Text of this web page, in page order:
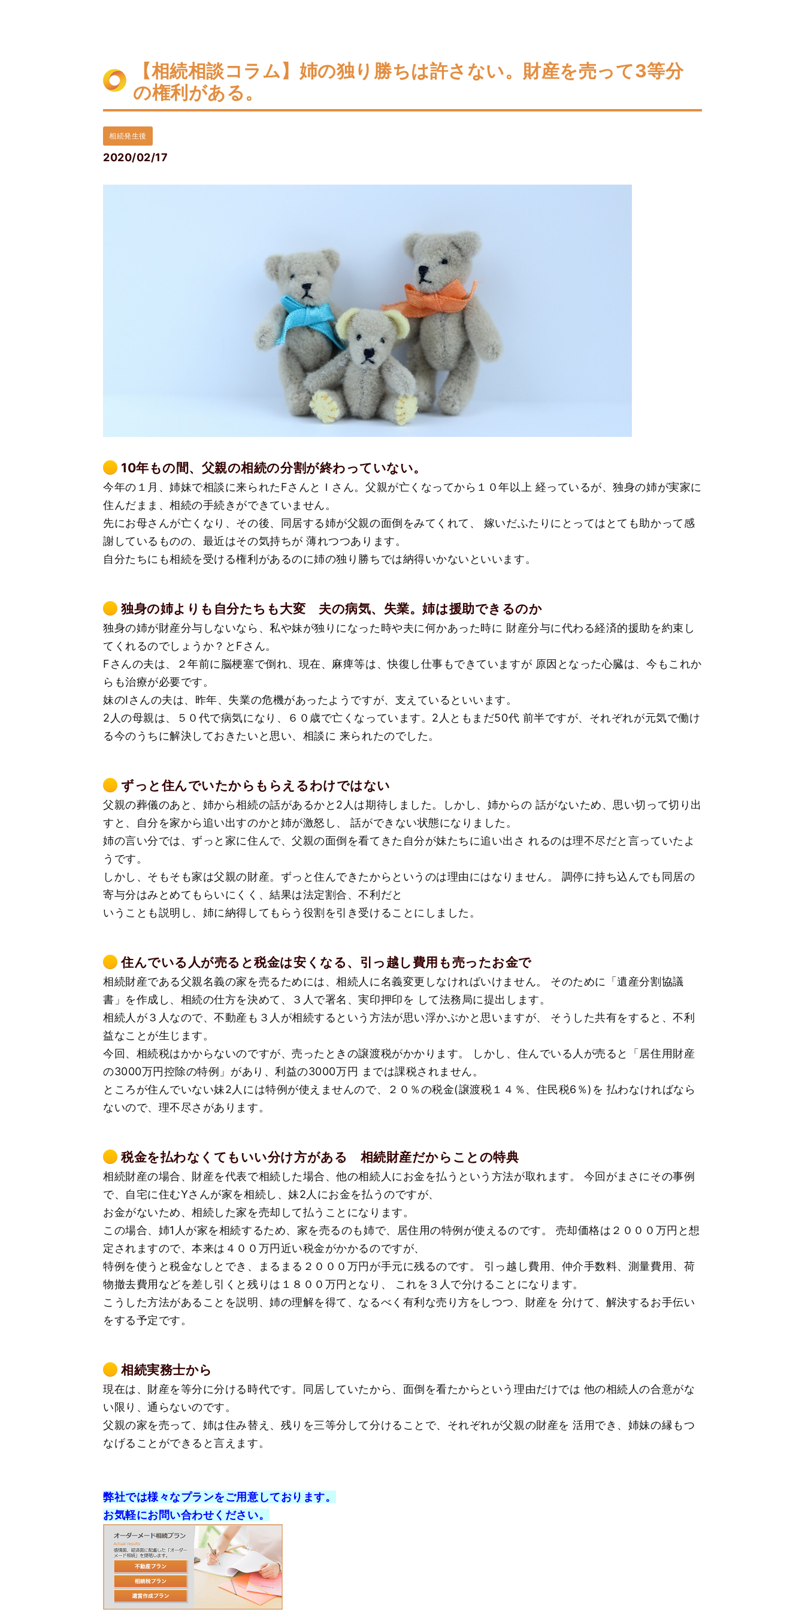
【相続相談コラム】姉の独り勝ちは許さない。財産を売って3等分
の権利がある。
相続発生後
2020/02/17
10年もの間、父親の相続の分割が終わっていない。
今年の１月、姉妹で相談に来られたFさんとＩさん。父親が亡くなってから１０年以上 経っているが、独身の姉が実家に
住んだまま、相続の手続きができていません。
先にお母さんが亡くなり、その後、同居する姉が父親の面倒をみてくれて、 嫁いだふたりにとってはとても助かって感
謝しているものの、最近はその気持ちが 薄れつつあります。
自分たちにも相続を受ける権利があるのに姉の独り勝ちでは納得いかないといいます。
独身の姉よりも自分たちも大変 夫の病気、失業。姉は援助できるのか
独身の姉が財産分与しないなら、私や妹が独りになった時や夫に何かあった時に 財産分与に代わる経済的援助を約束し
てくれるのでしょうか？とFさん。
Fさんの夫は、２年前に脳梗塞で倒れ、現在、麻痺等は、快復し仕事もできていますが 原因となった心臓は、今もこれか
らも治療が必要です。
妹のIさんの夫は、昨年、失業の危機があったようですが、支えているといいます。
2人の母親は、５０代で病気になり、６０歳で亡くなっています。2人ともまだ50代 前半ですが、それぞれが元気で働け
る今のうちに解決しておきたいと思い、相談に 来られたのでした。
ずっと住んでいたからもらえるわけではない
父親の葬儀のあと、姉から相続の話があるかと2人は期待しました。しかし、姉からの 話がないため、思い切って切り出
すと、自分を家から追い出すのかと姉が激怒し、 話ができない状態になりました。
姉の言い分では、ずっと家に住んで、父親の面倒を看てきた自分が妹たちに追い出さ れるのは理不尽だと言っていたよ
うです。
しかし、そもそも家は父親の財産。ずっと住んできたからというのは理由にはなりません。 調停に持ち込んでも同居の
寄与分はみとめてもらいにくく、結果は法定割合、不利だと
いうことも説明し、姉に納得してもらう役割を引き受けることにしました。
住んでいる人が売ると税金は安くなる、引っ越し費用も売ったお金で
相続財産である父親名義の家を売るためには、相続人に名義変更しなければいけません。 そのために「遺産分割協議
書」を作成し、相続の仕方を決めて、３人で署名、実印押印を して法務局に提出します。
相続人が３人なので、不動産も３人が相続するという方法が思い浮かぶかと思いますが、 そうした共有をすると、不利
益なことが生じます。
今回、相続税はかからないのですが、売ったときの譲渡税がかかります。 しかし、住んでいる人が売ると「居住用財産
の3000万円控除の特例」があり、利益の3000万円 までは課税されません。
ところが住んでいない妹2人には特例が使えませんので、２０％の税金(譲渡税１４％、住民税6％)を 払わなければなら
ないので、理不尽さがあります。
税金を払わなくてもいい分け方がある 相続財産だからことの特典
相続財産の場合、財産を代表で相続した場合、他の相続人にお金を払うという方法が取れます。 今回がまさにその事例
で、自宅に住むYさんが家を相続し、妹2人にお金を払うのですが、
お金がないため、相続した家を売却して払うことになります。
この場合、姉1人が家を相続するため、家を売るのも姉で、居住用の特例が使えるのです。 売却価格は２０００万円と想
定されますので、本来は４００万円近い税金がかかるのですが、
特例を使うと税金なしとでき、まるまる２０００万円が手元に残るのです。 引っ越し費用、仲介手数料、測量費用、荷
物撤去費用などを差し引くと残りは１８００万円となり、 これを３人で分けることになります。
こうした方法があることを説明、姉の理解を得て、なるべく有利な売り方をしつつ、財産を 分けて、解決するお手伝い
をする予定です。
相続実務士から
現在は、財産を等分に分ける時代です。同居していたから、面倒を看たからという理由だけでは 他の相続人の合意がな
い限り、通らないのです。
父親の家を売って、姉は住み替え、残りを三等分して分けることで、それぞれが父親の財産を 活用でき、姉妹の縁もつ
なげることができると言えます。
弊社では様々なプランをご用意しております。
お気軽にお問い合わせください。